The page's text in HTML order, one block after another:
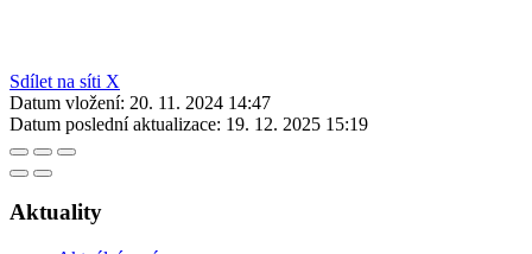
Sdílet na síti X
Datum vložení: 20. 11. 2024 14:47
Datum poslední aktualizace: 19. 12. 2025 15:19
Aktuality